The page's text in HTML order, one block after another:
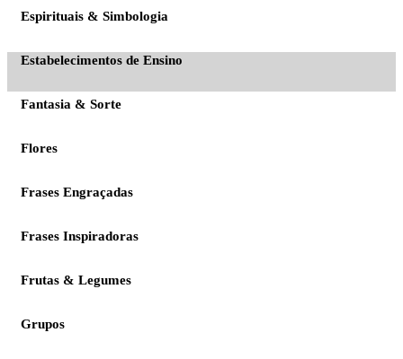
Espirituais & Simbologia
Estabelecimentos de Ensino
Fantasia & Sorte
Flores
Frases Engraçadas
Frases Inspiradoras
Frutas & Legumes
Grupos